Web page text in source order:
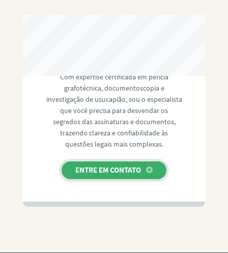
Com expertise certificada em perícia
grafotécnica, documentoscopia e
investigação de usucapião, sou o especialista
que você precisa para desvendar os
segredos das assinaturas e documentos,
trazendo clareza e confiabilidade às
questões legais mais complexas.
ENTRE EM CONTATO